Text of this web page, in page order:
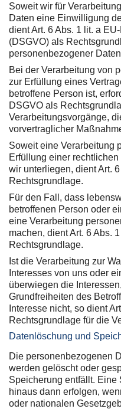
Soweit wir für
Daten eine Einwilligung
dient Art. 6 Abs. 1 lit. a
(DSGVO) als
personenbezogener
Bei der Verarbeitung von
zur Erfüllung eines
betroffene Person ist,
DSGVO als
Verarbeitungsvorgänge,
vorvertraglicher
Soweit eine Verarbeitung
Erfüllung einer
wir unterliegen, dient Art.
Rechtsgrundlage.
Für den Fall, dass
betroffenen Person oder
eine Verarbeitung
machen, dient Art. 6 Abs.
Rechtsgrundlage.
Ist die Verarbeitung zur
Interesses von uns oder
überwiegen die
Grundfreiheiten des
Interesse nicht, so dient
Rechtsgrundlage für die
Datenlöschung und
Die personenbezogenen
werden gelöscht oder
Speicherung entfällt.
hinaus dann erfolgen,
oder nationalen